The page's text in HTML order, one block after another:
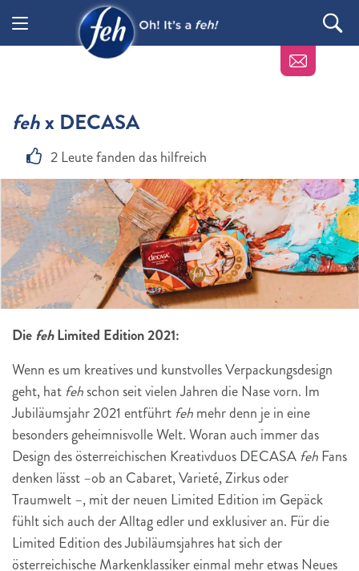
fehx DECASA
2 Leute fanden das hilfreich
DiefehLimited Edition 2021:
Wenn es um kreatives und kunstvolles Verpackungsdesign
geht, hat fehschon seit vielen Jahren die Nase vorn. Im
Jubiläumsjahr 2021 entführt fehmehr denn je in eine
besonders geheimnisvolle Welt. Woran auch immer das
Design des österreichischen Kreativduos DECASA fehFans
denken lässt –ob an Cabaret, Varieté, Zirkus oder
Traumwelt –, mit der neuen Limited Edition im Gepäck
fühlt sich auch der Alltag edler und exklusiver an. Für die
Limited Edition des Jubiläumsjahres hat sich der
österreichische Markenklassiker einmal mehr etwas Neues